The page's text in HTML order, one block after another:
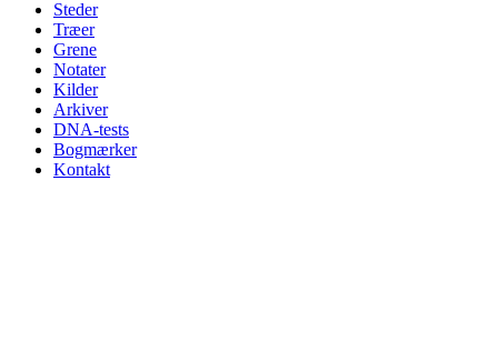
Steder
Træer
Grene
Notater
Kilder
Arkiver
DNA-tests
Bogmærker
Kontakt